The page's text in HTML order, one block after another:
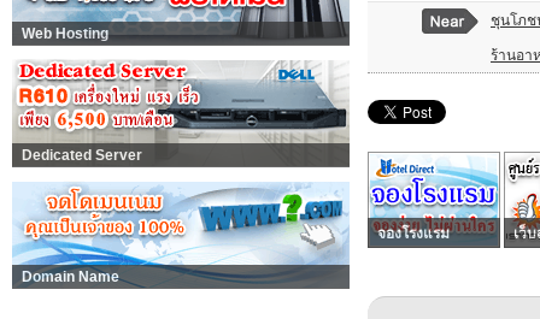
Web Hosting
Dedicated Server
Domain Name
ชุนโภช
ร้านอา
จองโรงแรม เว็บ